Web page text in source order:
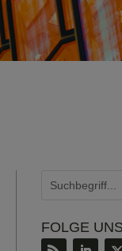
FOLGE UNS